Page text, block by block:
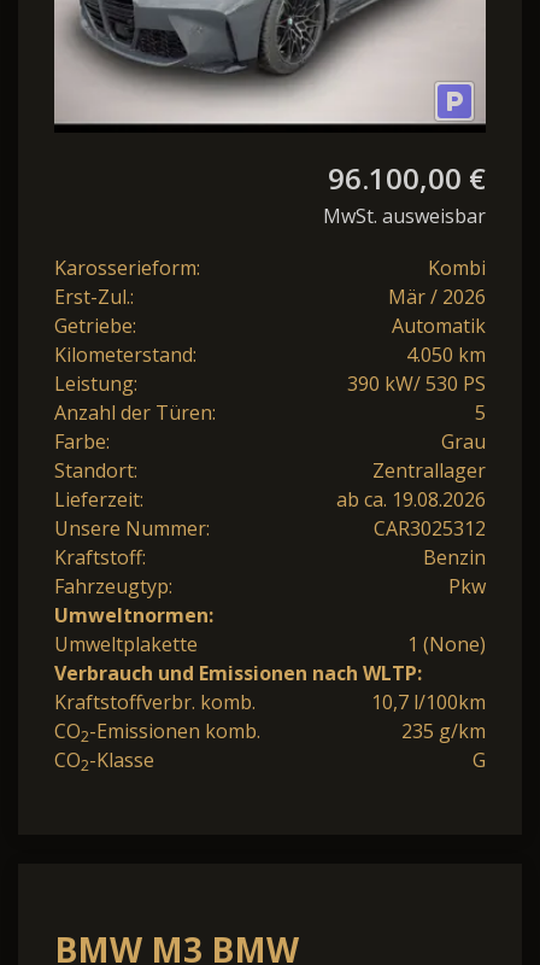
96.100,00 €
MwSt. ausweisbar
Karosserieform:
Kombi
Erst-Zul.:
Mär / 2026
Getriebe:
Automatik
Kilometerstand:
4.050 km
Leistung:
390 kW/ 530 PS
Anzahl der Türen:
5
Farbe:
Grau
Standort:
Zentrallager
Lieferzeit:
ab ca. 19.08.2026
Unsere Nummer:
CAR3025312
Kraftstoff:
Benzin
Fahrzeugtyp:
Pkw
Umweltnormen:
Umweltplakette
1 (None)
Verbrauch und Emissionen nach WLTP:
Kraftstoffverbr. komb.
10,7 l/100km
CO2-Emissionen komb.
235 g/km
CO2-Klasse G
BMW M3 BMW